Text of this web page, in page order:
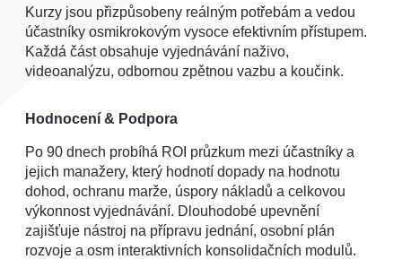
Kurzy jsou přizpůsobeny reálným potřebám a vedou
účastníky osmikrokovým vysoce efektivním přístupem.
Každá část obsahuje vyjednávání naživo,
videoanalýzu, odbornou zpětnou vazbu a koučink.
Hodnocení & Podpora
Po 90 dnech probíhá ROI průzkum mezi účastníky a
jejich manažery, který hodnotí dopady na hodnotu
dohod, ochranu marže, úspory nákladů a celkovou
výkonnost vyjednávání. Dlouhodobé upevnění
zajišťuje nástroj na přípravu jednání, osobní plán
rozvoje a osm interaktivních konsolidačních modulů.